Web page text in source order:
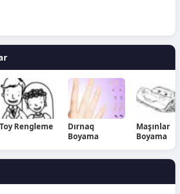
Toy Rengleme
Dırnaq
Boyama
Maşınlar
Boyama